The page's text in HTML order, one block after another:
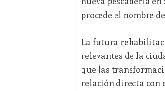
procede el nombre
La futura
relevantes de la
que las
relación directa con